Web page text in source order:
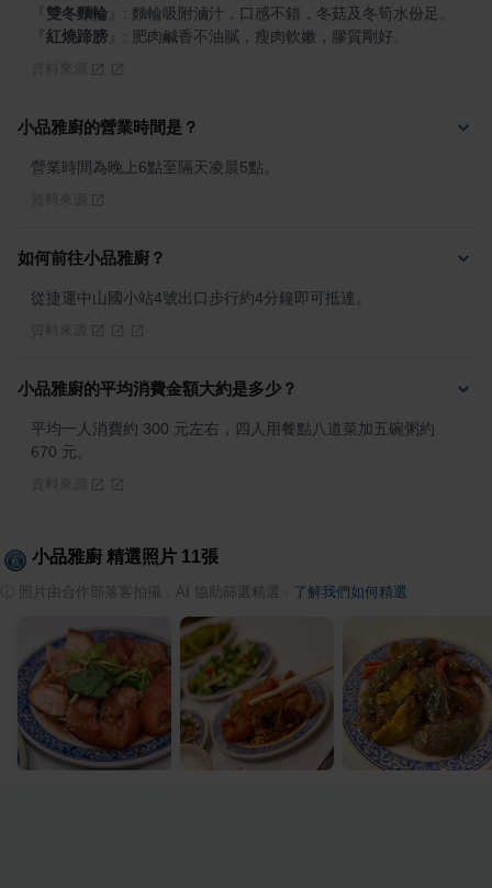
雙冬麵輪
紅燒蹄膀 : 肥肉鹹香不油膩，瘦肉軟嫩，膠質剛好。
小品雅廚的營業時間是？
營業時間為晚上6點至隔天凌晨5點。
如何前往小品雅廚？
從捷運中山國小站4號出口步行約4分鐘即可抵達。
小品雅廚的平均消費金額大約是多少？
平均一人消費約 300 元左右，四人用餐點八道菜加五碗粥約
670 元。
小品雅廚 精選照片 11張
照片由合作部落客拍攝，AI 協助篩選精選 了解我們如何精選